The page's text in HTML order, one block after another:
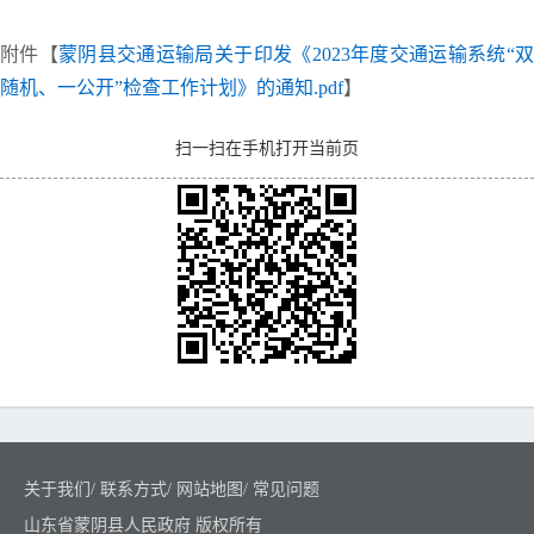
附件【蒙阴县交通运输局关于印发《2023年度交通运输系统“双
随机、一公开”检查工作计划》的通知.pdf】
扫一扫在手机打开当前页
关于我们 / 联系方式/ 网站地图/ 常见问题
山东省蒙阴县人民政府 版权所有